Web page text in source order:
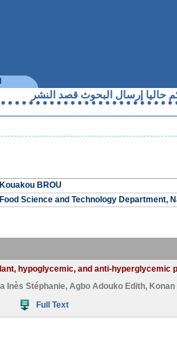
حاليا إرسال البحوث قصد النشر
Kouakou BROU
Food Science and Technology Department,
hypoglycemic, and anti-
Inès Stéphanie, Agbo Adouko Edith,
Full Text